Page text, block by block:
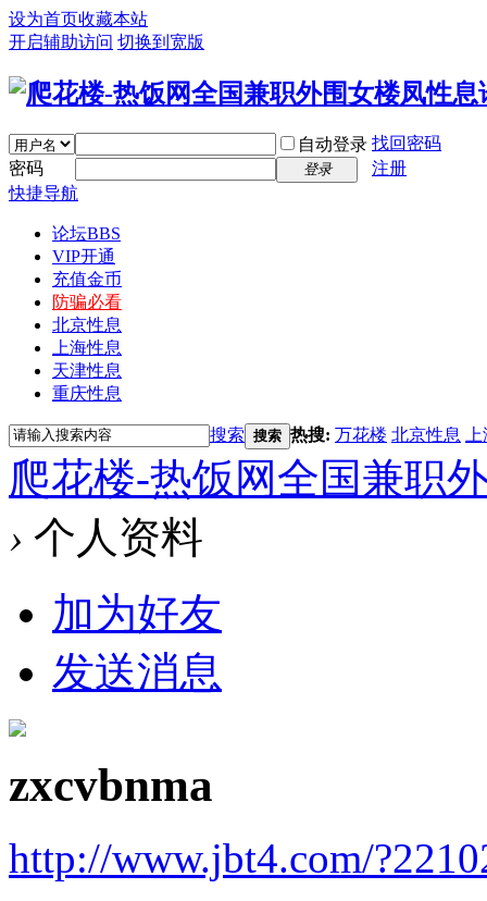
设为首页收藏本站
开启辅助访问 切换到宽版
自动登录 找回密码
密码
登录
注册
快捷导航
论坛BBS
VIP开通
充值金币
防骗必看
北京性息
上海性息
天津性息
重庆性息
搜索 搜索 热搜: 万花楼 北京性息
爬花楼-热饭网全国兼职
› 个人资料
加为好友
发送消息
zxcvbnma
http://www.jbt4.com/